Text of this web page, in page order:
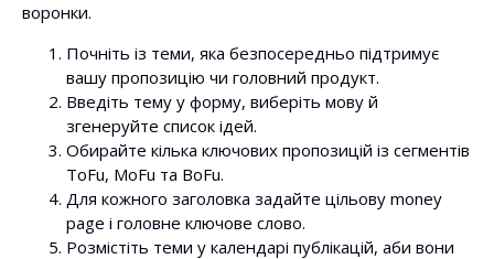
воронки.
Почніть із теми, яка безпосередньо підтримує
вашу пропозицію чи головний продукт.
Введіть тему у форму, виберіть мову й
згенеруйте список ідей.
Обирайте кілька ключових пропозицій із сегментів
ToFu, MoFu та BoFu.
Для кожного заголовка задайте цільову money
page і головне ключове слово.
Розмістіть теми у календарі публікацій, аби вони